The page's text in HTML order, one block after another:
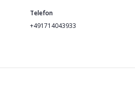
Telefon
+491714043933